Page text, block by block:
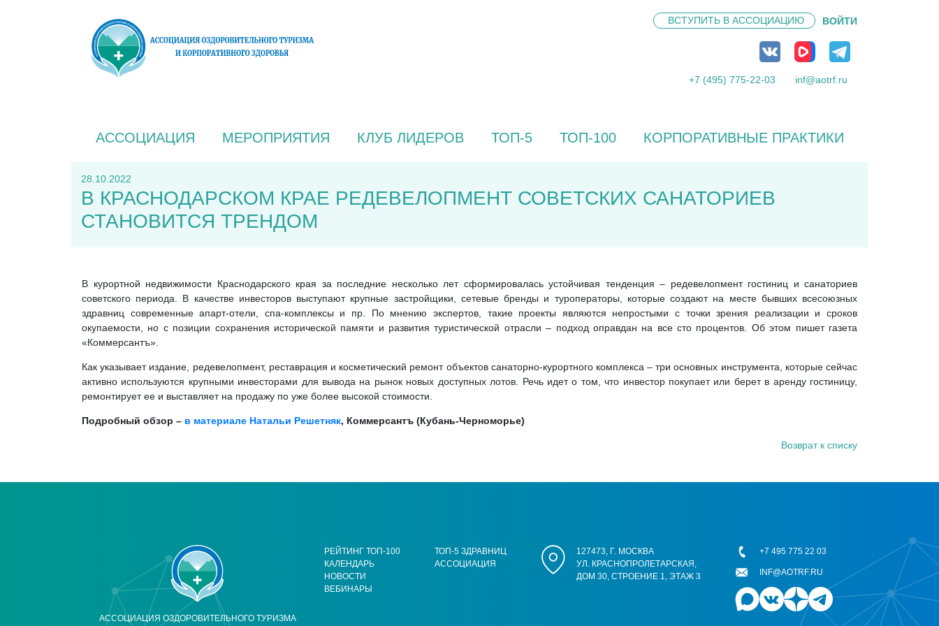
ВСТУПИТЬ В АССОЦИАЦИЮ ВОЙТИ
+7 (495) 775-22-03 inf@aotrf.ru
АССОЦИАЦИЯ МЕРОПРИЯТИЯ КЛУБ ЛИДЕРОВ ТОП-5 ТОП-100 КОРПОРАТИВНЫЕ ПРАКТИКИ
28.10.2022
В КРАСНОДАРСКОМ КРАЕ РЕДЕВЕЛОПМЕНТ СОВЕТСКИХ САНАТОРИЕВ
СТАНОВИТСЯ ТРЕНДОМ
В курортной недвижимости Краснодарского края за последние несколько лет сформировалась устойчивая тенденция – редевелопмент гостиниц и санаториев
советского периода. В качестве инвесторов выступают крупные застройщики, сетевые бренды и туроператоры, которые создают на месте бывших всесоюзных
здравниц современные апарт-отели, спа-комплексы и пр. По мнению экспертов, такие проекты являются непростыми с точки зрения реализации и сроков
окупаемости, но с позиции сохранения исторической памяти и развития туристической отрасли – подход оправдан на все сто процентов. Об этом пишет газета
«Коммерсантъ».
Как указывает издание, редевелопмент, реставрация и косметический ремонт объектов санаторно-курортного комплекса – три основных инструмента, которые сейчас
активно используются крупными инвесторами для вывода на рынок новых доступных лотов. Речь идет о том, что инвестор покупает или берет в аренду гостиницу,
ремонтирует ее и выставляет на продажу по уже более высокой стоимости.
Подробный обзор – в материале Натальи Решетняк, Коммерсантъ (Кубань-Черноморье)
Возврат к списку
АССОЦИАЦИЯ ОЗДОРОВИТЕЛЬНОГО ТУРИЗМА
РЕЙТИНГ ТОП-100
КАЛЕНДАРЬ
НОВОСТИ
ВЕБИНАРЫ
ТОП-5 ЗДРАВНИЦ
АССОЦИАЦИЯ
127473, Г. МОСКВА
УЛ. КРАСНОПРОЛЕТАРСКАЯ,
ДОМ 30, СТРОЕНИЕ 1, ЭТАЖ 3
+7 495 775 22 03
INF@AOTRF.RU